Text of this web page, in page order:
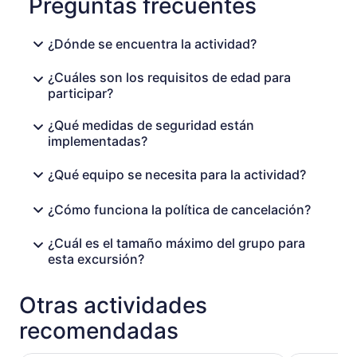
Preguntas frecuentes
¿Dónde se encuentra la actividad?
¿Cuáles son los requisitos de edad para
participar?
¿Qué medidas de seguridad están
implementadas?
¿Qué equipo se necesita para la actividad?
¿Cómo funciona la política de cancelación?
¿Cuál es el tamaño máximo del grupo para
esta excursión?
Otras actividades
recomendadas